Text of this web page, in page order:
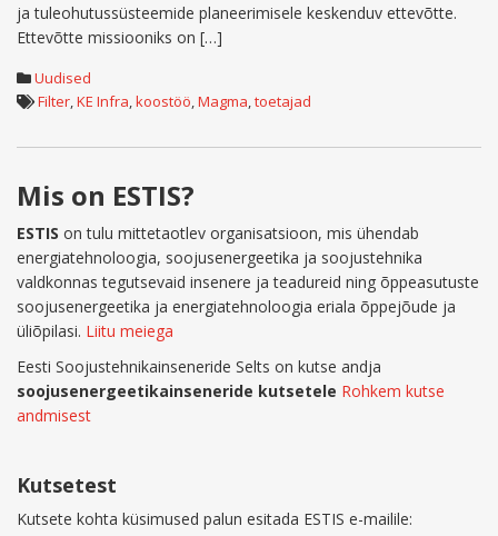
ja tuleohutussüsteemide planeerimisele keskenduv ettevõtte.
Ettevõtte missiooniks on […]
Uudised
Filter,KE Infra,koostöö,Magma,toetajad
Mis on ESTIS?
ESTIS on tulu mittetaotlev organisatsioon, mis ühendab
energiatehnoloogia, soojusenergeetika ja soojustehnika
valdkonnas tegutsevaid insenere ja teadureid ning õppeasutuste
soojusenergeetika ja energiatehnoloogia eriala õppejõude ja
üliõpilasi. Liitu meiega
Eesti Soojustehnikainseneride Selts on kutse andja
soojusenergeetikainseneride kutsetele Rohkem kutse
andmisest
Kutsetest
Kutsete kohta küsimused palun esitada ESTIS e-mailile: